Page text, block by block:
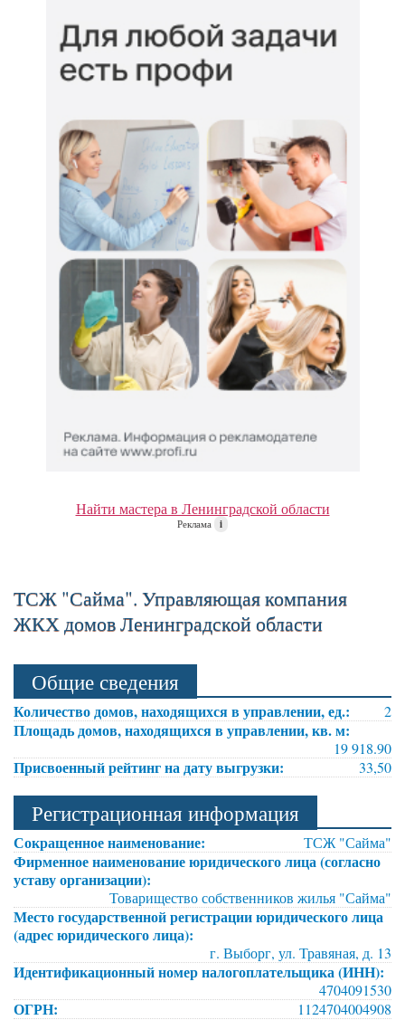
Найти мастера в Ленинградской области
Реклама i
ТСЖ "Сайма". Управляющая компания
ЖКХ домов Ленинградской области
Общие сведения
Количество домов, находящихся в управлении, ед.: 2
Площадь домов, находящихся в управлении, кв. м:
19 918.90
Присвоенный рейтинг на дату выгрузки: 33,50
Регистрационная информация
Сокращенное наименование: ТСЖ "Сайма"
Фирменное наименование юридического лица (согласно
уставу организации):
Товарищество собственников жилья "Сайма"
Место государственной регистрации юридического лица
(адрес юридического лица):
г. Выборг, ул. Травяная, д. 13
Идентификационный номер налогоплательщика (ИНН):
4704091530
ОГРН: 1124704004908